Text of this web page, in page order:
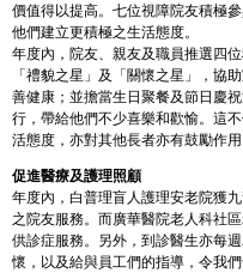
價值得以提高。七位視障院友積極
他們建立更積極之生活態度。
年度內，院友、親友及職員推選四
「禮貌之星」及「關懷之星」，協
善健康；並擔當生日聚餐及節日慶
行，帶給他們不少喜樂和歡愉。這
活態度，亦對其他長者亦有鼓勵作用
促進醫療及護理照顧
年度內，白普理盲人護理安老院獲
之院友服務。而廣華醫院老人科社
供診症服務。另外，到診醫生亦每
懷，以及給與員工們的指導，令我們